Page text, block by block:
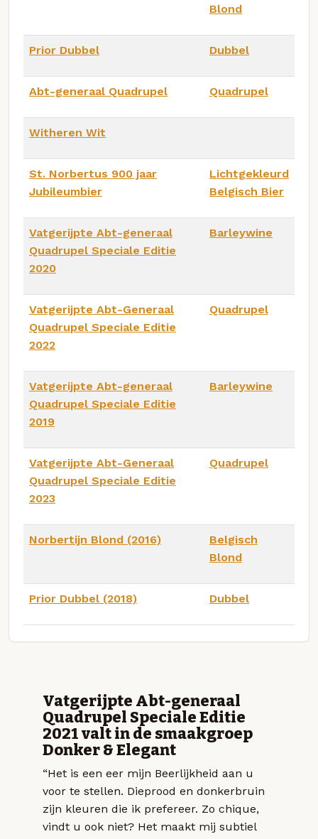
Blond
Prior Dubbel Dubbel
Abt-generaal Quadrupel Quadrupel
Witheren Wit
St. Norbertus 900 jaar
Jubileumbier
Lichtgekleurd
Belgisch Bier
Vatgerijpte Abt-generaal
Quadrupel Speciale Editie
2020
Barleywine
Vatgerijpte Abt-Generaal
Quadrupel Speciale Editie
2022
Quadrupel
Vatgerijpte Abt-generaal
Quadrupel Speciale Editie
2019
Barleywine
Vatgerijpte Abt-Generaal
Quadrupel Speciale Editie
2023
Quadrupel
Norbertijn Blond (2016)
Belgisch
Blond
Prior Dubbel (2018) Dubbel
Vatgerijpte Abt-generaal
Quadrupel Speciale Editie
2021 valt in de smaakgroep
Donker & Elegant
“Het is een eer mijn Beerlijkheid aan u
voor te stellen. Dieprood en donkerbruin
zijn kleuren die ik prefereer. Zo chique,
vindt u ook niet? Het maakt mij subtiel